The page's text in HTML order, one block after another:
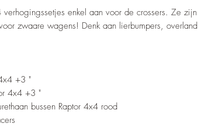
enkel aan voor de crossers. Ze zijn
zwaare wagens! Denk aan lierbumpers, overland
+3 "
4x4 +3 "
bussen Raptor 4x4 rood